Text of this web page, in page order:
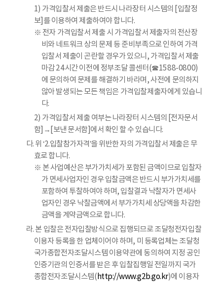
1) 가격입찰서 제출은 반드시 나라장터 시스템의 [입찰정
보]를 이용하여 제출하여야 합니다.
※ 전자 가격입찰서 제출 시 가격입찰서 제출자의 전산장
비와 네트워크 상의 문제 등 준비부족으로 인하여 가격
입찰서 제출이 곤란할 경우가 있으니, 가격입찰서 제출
마감 24시간 이전에 정부조달 콜센터(☎1588-0800)
에 문의하여 문제를 해결하기 바라며, 사전에 문의하지
않아 발생되는 모든 책임은 가격입찰제출자에게 있습니
다.
2) 가격입찰서 제출 여부는 나라장터 시스템의 [전자문서
함]→[보낸 문서함]에서 확인 할 수 있습니다.
다. 위 ‘2.입찰참가자격’을 위반한 자의 가격입찰서 제출은 무
효로 합니다.
※ 본 사업예산은 부가가치세가 포함된 금액이므로 입찰자
가 면세사업자인 경우 입찰금액은 반드시 부가가치세를
포함하여 투찰하여야 하며, 입찰결과 낙찰자가 면세사
업자인 경우 낙찰금액에서 부가가치세 상당액을 차감한
금액을 계약금액으로 합니다.
라. 본 입찰은 전자입찰방식으로 집행되므로 조달청전자입찰
이용자 등록을 한 업체이어야 하며, 미 등록업체는 조달청
국가종합전자조달시스템 이용약관에 동의하여 지정 공인
인증기관의 인증서를 받은 후 입찰집행일 전일까지 국가
종합전자조달시스템(http://www.g2b.go.kr)에 이용자